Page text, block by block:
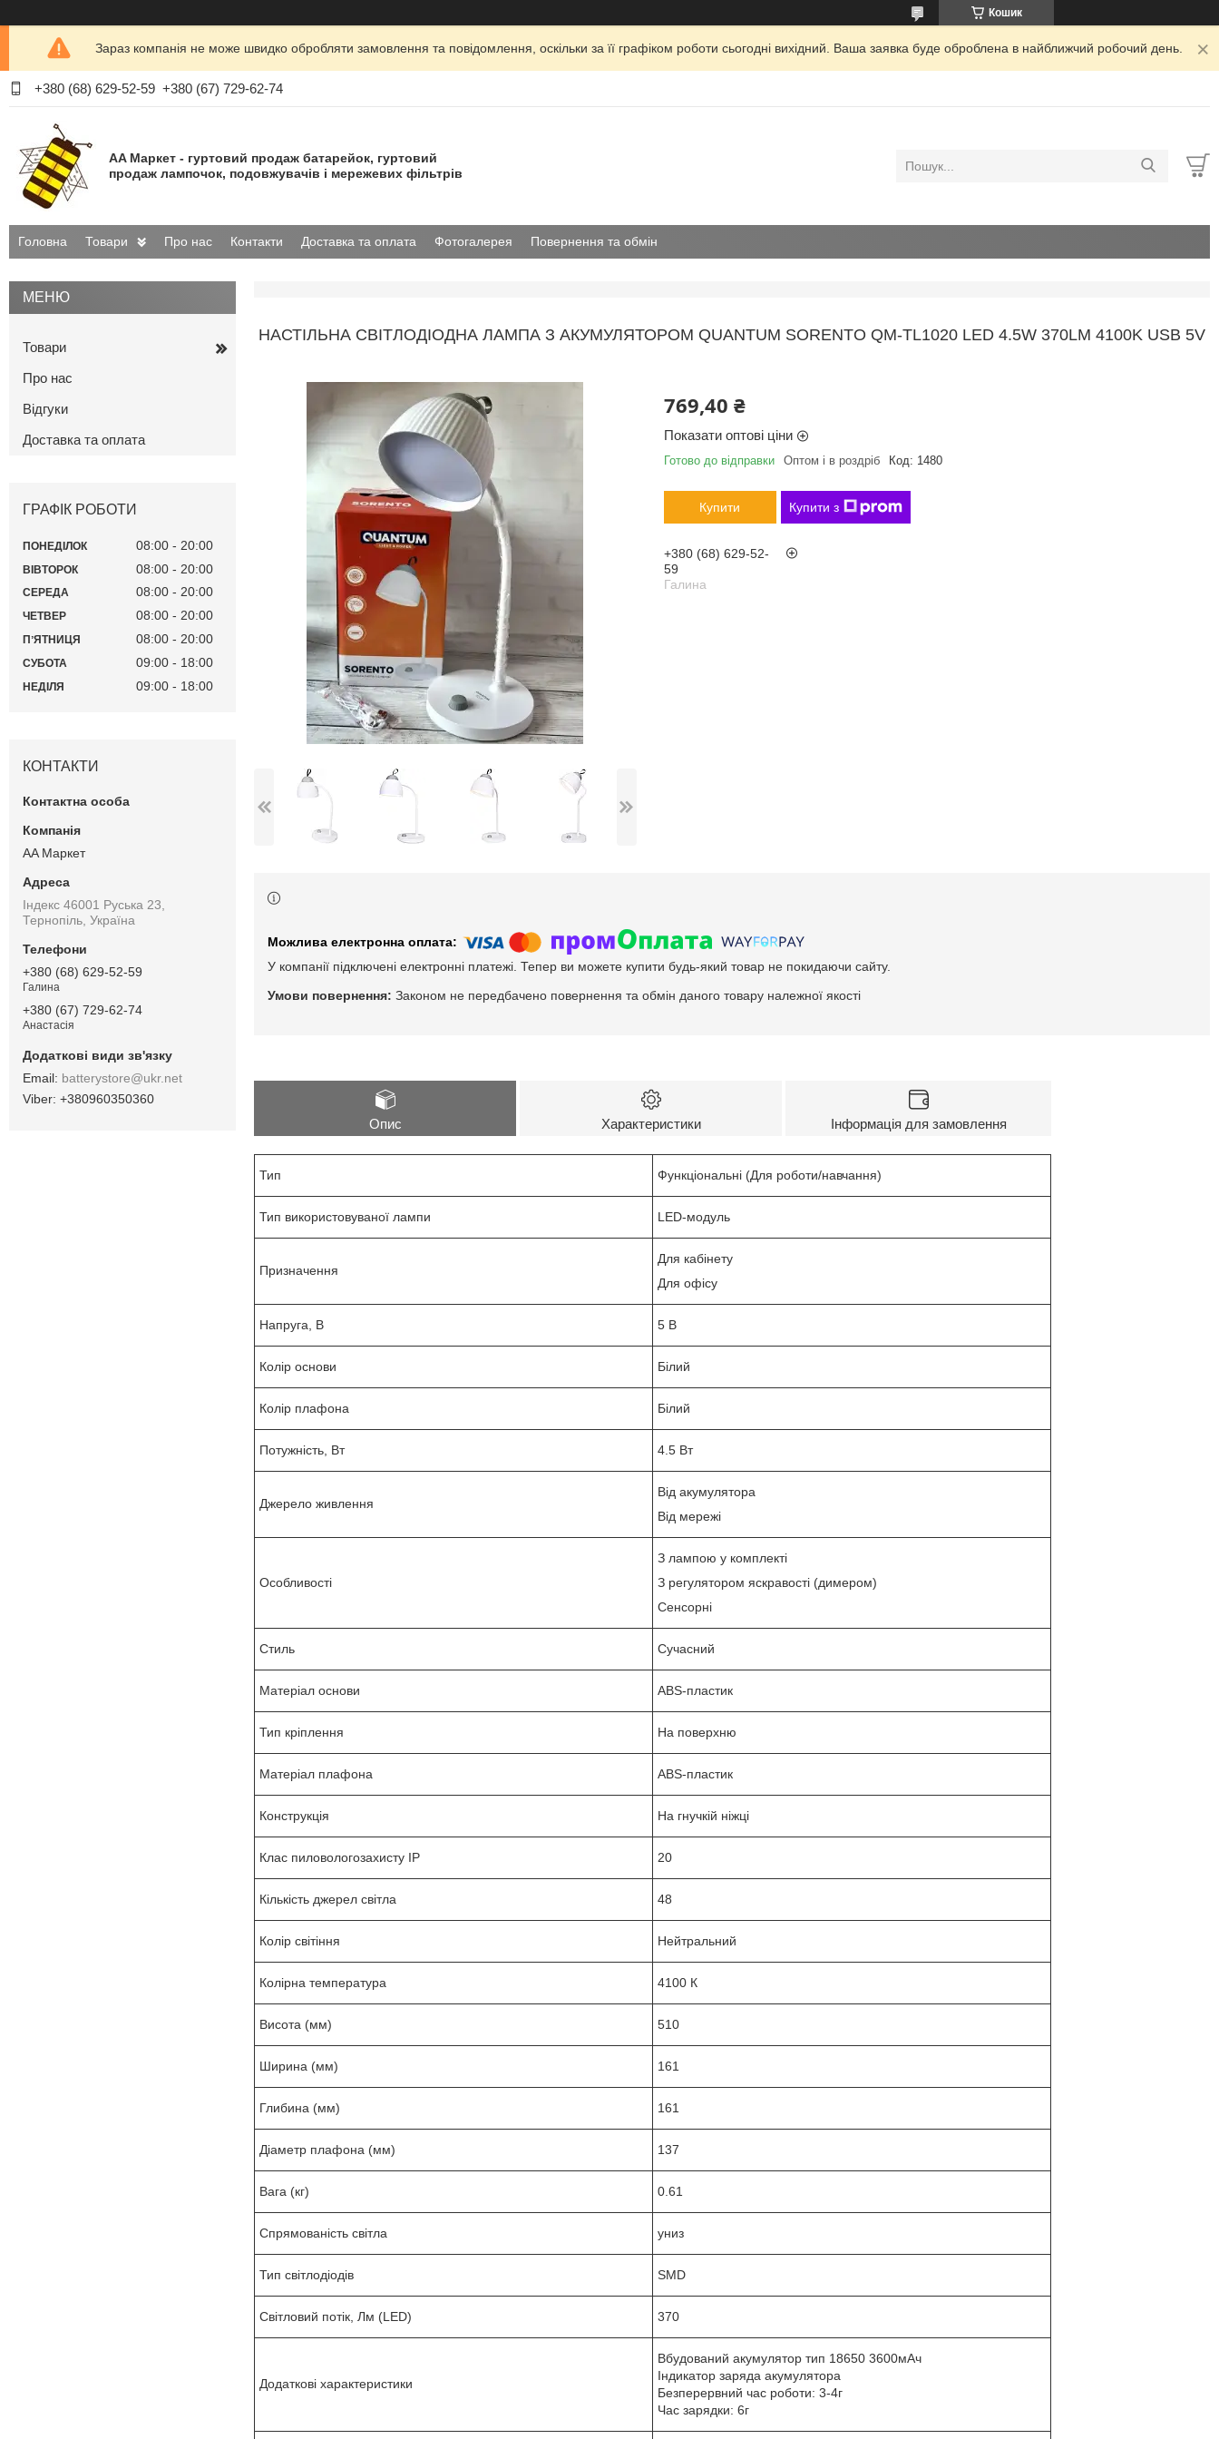
Кошик
Зараз компанія не може швидко обробляти замовлення та повідомлення, оскільки за її графіком роботи сьогодні вихідний. Ваша заявка буде оброблена в найближчий робочий день.
+380 (68) 629-52-59 +380 (67) 729-62-74
AA Маркет - гуртовий продаж батарейок, гуртовий
продаж лампочок, подовжувачів і мережевих фільтрів
Головна Товари Про нас Контакти Доставка та оплата Фотогалерея Повернення та обмін
НАСТІЛЬНА СВІТЛОДІОДНА ЛАМПА З АКУМУЛЯТОРОМ QUANTUM SORENTO QM-TL1020 LED 4.5W 370LM 4100K USB 5V
769,40 ₴
Показати оптові ціни
Готово до відправки Оптом і в роздріб Код: 1480
Купити Купити з
+380 (68) 629-52-
59
Галина
У компанії підключені електронні платежі. Тепер ви можете купити будь-який товар не покидаючи сайту.
Законом не передбачено повернення та обмін даного товару належної якості
Опис Характеристики Інформація для замовлення
Тип Функціональні (Для роботи/навчання)
Тип використовуваної лампи LED-модуль
Призначення
Для кабінету
Для офісу
Напруга, В 5 В
Колір основи Білий
Колір плафона Білий
Потужність, Вт 4.5 Вт
Джерело живлення
Від акумулятора
Від мережі
Особливості
З лампою у комплекті
З регулятором яскравості (димером)
Сенсорні
Стиль Сучасний
Матеріал основи ABS-пластик
Тип кріплення На поверхню
Матеріал плафона ABS-пластик
Конструкція На гнучкій ніжці
Клас пиловологозахисту IP 20
Кількість джерел світла 48
Колір світіння Нейтральний
Колірна температура 4100 К
Висота (мм) 510
Ширина (мм) 161
Глибина (мм) 161
Діаметр плафона (мм) 137
Вага (кг) 0.61
Спрямованість світла униз
Тип світлодіодів SMD
Світловий потік, Лм (LED) 370
Додаткові характеристики
Вбудований акумулятор тип 18650 3600мАч
Індикатор заряда акумулятора
Безперервний час роботи: 3-4г
Час зарядки: 6г
Товари
Про нас
Відгуки
Доставка та оплата
ГРАФІК РОБОТИ
ПОНЕДІЛОК 08:00 20:00
ВІВТОРОК 08:00 20:00
СЕРЕДА 08:00 20:00
ЧЕТВЕР 08:00 20:00
ПʼЯТНИЦЯ 08:00 20:00
СУБОТА 09:00 18:00
НЕДІЛЯ 09:00 18:00
КОНТАКТИ
AA Маркет
Індекс 46001 Руська 23,
Тернопіль, Україна
+380 (68) 629-52-59
Галина
+380 (67) 729-62-74
Анастасія
batterystore@ukr.net
+380960350360